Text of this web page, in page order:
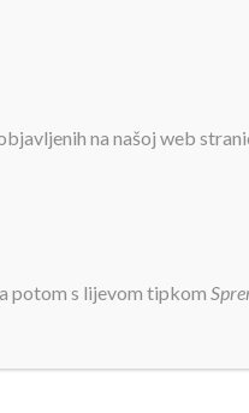
od
na našoj web
potom s lijevom tipkom